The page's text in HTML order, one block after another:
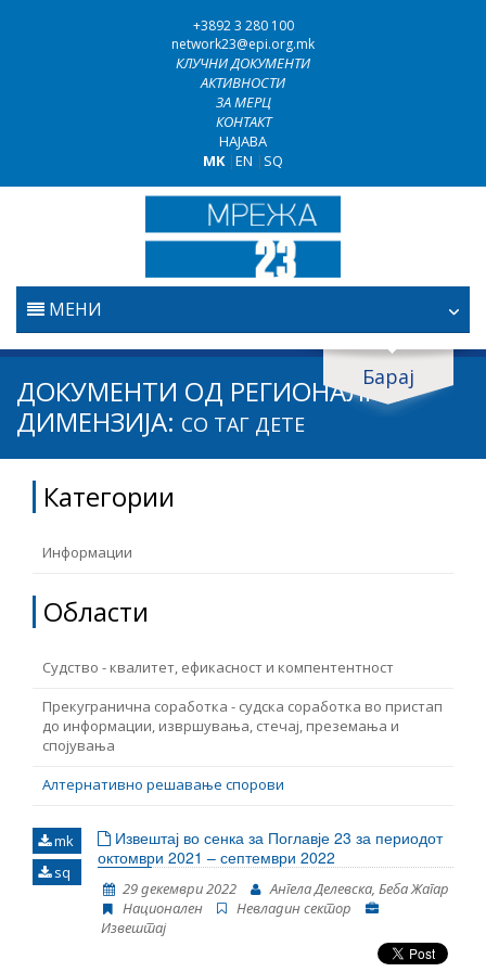
+3892 3 280 100
network23@epi.org.mk
КЛУЧНИ ДОКУМЕНТИ
АКТИВНОСТИ
ЗА МЕРЦ
КОНТАКТ
НАЈАВА
MK|EN | SQ
МЕНИ
ПОЧЕТНА
ПРАВОСУДСТВО
БОРБА ПРОТИВ КОРУПЦИЈАТА
ТЕМЕЛНИ ПРАВА
ПРИСТАПНИ ПРЕГОВОРИ
Барај
Барај документи
Барај
Област / подрачје
Извор
Под-извор
Тип
Таг
Датум на објавување
ДОКУМЕНТИ ОД РЕГИОНАЛНА
ДИМЕНЗИЈА: СО ТАГ ДЕТЕ
Категории
Информации
Области
Судство - квалитет, ефикасност и компентентност
Прекугранична соработка - судска соработка во пристап
до информации, извршувања, стечај, преземања и
спојувања
Алтернативно решавање спорови
mk
sq
Извештај во сенка за Поглавје 23 за периодот
октомври 2021 – септември 2022
29 декември 2022
Ангела Делевска, Беба Жагар
Национален
Невладин сектор
Извештај